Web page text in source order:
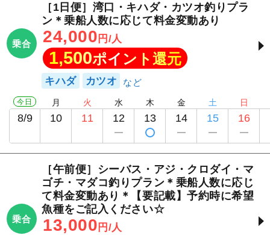
乗合
［1日便］湾口・キハダ・カツオ釣りプラ
ン＊乗船人数に応じて料金変動あり
24,000 円/人
1,500ポイント還元
キハダ カツオ
今日
8/9
月
10
火
11
水
12
木
13
金
14
土
15
日
16
乗合
［午前便］シーバス・アジ・クロダイ・マ
ゴチ・マダコ釣りプラン＊乗船人数に応じ
て料金変動あり＊【要記載】予約時に希望
魚種をご記入ください☆
13,000 円/人